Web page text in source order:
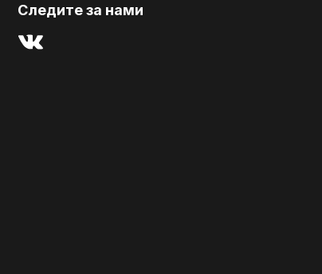
Cледите за нами